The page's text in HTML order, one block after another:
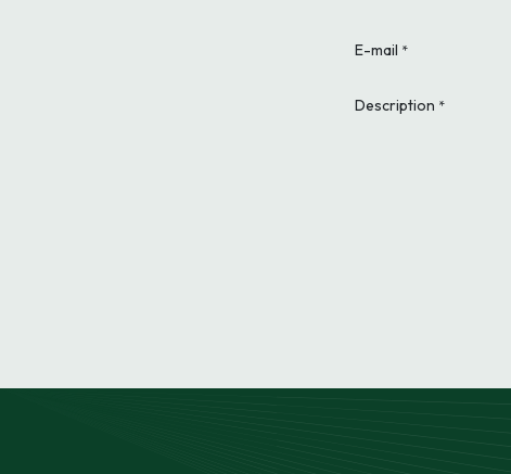
E-mail *
Description *